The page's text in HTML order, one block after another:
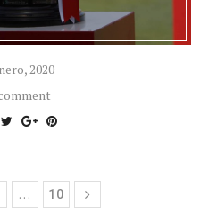
2020
… 10